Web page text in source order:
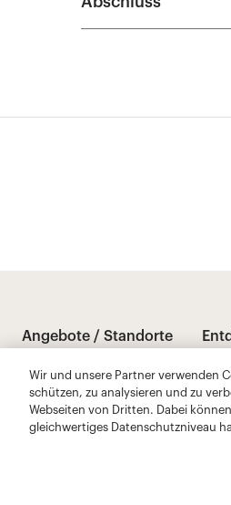
Wir und unsere Partner verwenden
schützen, zu analysieren und zu
Webseiten von Dritten. Dabei
gleichwertiges Datenschutzniveau